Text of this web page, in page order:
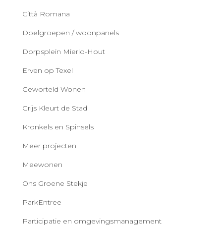
Città Romana
Doelgroepen / woonpanels
Dorpsplein Mierlo-Hout
Erven op Texel
Geworteld Wonen
Grijs Kleurt de Stad
Kronkels en Spinsels
Meer projecten
Meewonen
Ons Groene Stekje
ParkEntree
Participatie en omgevingsmanagement